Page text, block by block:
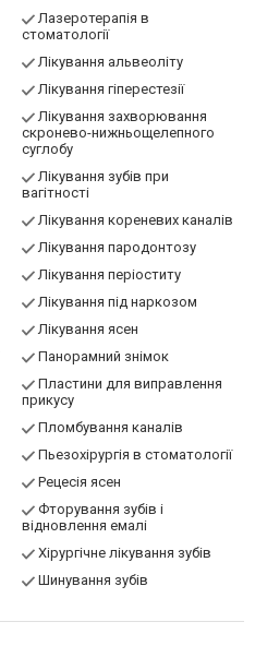
Лазеротерапія в
стоматології
Лікування альвеоліту
Лікування гіперестезії
Лікування захворювання
скронево-нижньощелепного
суглобу
Лікування зубів при
вагітності
Лікування кореневих каналів
Лікування пародонтозу
Лікування періоститу
Лікування під наркозом
Лікування ясен
Панорамний знімок
Пластини для виправлення
прикусу
Пломбування каналів
Пьезохірургія в стоматології
Рецесія ясен
Фторування зубів і
відновлення емалі
Хірургічне лікування зубів
Шинування зубів